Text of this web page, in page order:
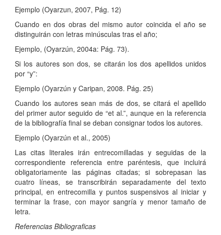
Ejemplo (Oyarzun, 2007, Pág. 12)
Cuando en dos obras del mismo autor coincida el año se
distinguirán con letras minúsculas tras el año;
Ejemplo, (Oyarzún, 2004a: Pág. 73).
Si los autores son dos, se citarán los dos apellidos unidos
por “y”:
Ejemplo (Oyarzún y Caripan, 2008. Pág. 25)
Cuando los autores sean más de dos, se citará el apellido
del primer autor seguido de “et al.”, aunque en la referencia
de la bibliografía final se deban consignar todos los autores.
Ejemplo (Oyarzún et al., 2005)
Las citas literales irán entrecomilladas y seguidas de la
correspondiente referencia entre paréntesis, que incluirá
obligatoriamente las páginas citadas; si sobrepasan las
cuatro líneas, se transcribirán separadamente del texto
principal, en entrecomilla y puntos suspensivos al iniciar y
terminar la frase, con mayor sangría y menor tamaño de
letra.
Referencias Bibliograficas